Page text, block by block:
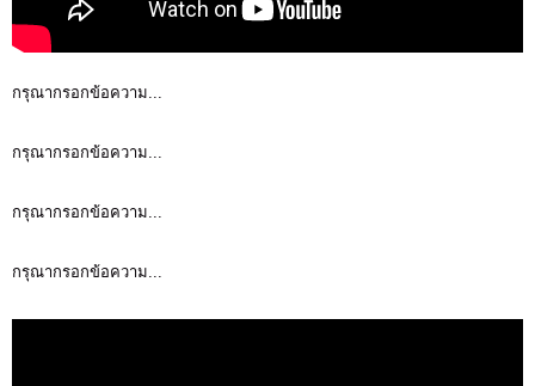
กรุณากรอกข้อความ...
กรุณากรอกข้อความ...
กรุณากรอกข้อความ...
กรุณากรอกข้อความ...